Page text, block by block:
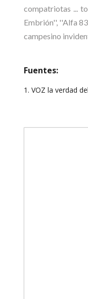
compatriotas ...
Embrión'', ''Alfa
campesino
Fuentes:
1. VOZ la verdad